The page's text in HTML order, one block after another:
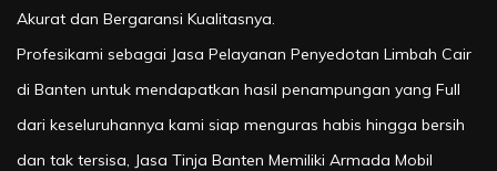
Akurat dan Bergaransi Kualitasnya.
Profesikami sebagai Jasa Pelayanan Penyedotan Limbah Cair
di Banten untuk mendapatkan hasil penampungan yang Full
dari keseluruhannya kami siap menguras habis hingga bersih
dan tak tersisa, Jasa Tinja Banten Memiliki Armada Mobil